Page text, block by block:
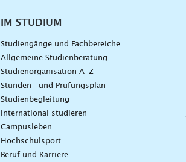
IM STUDIUM
Studiengänge und Fachbereiche
Allgemeine Studienberatung
Studienorganisation A-Z
Stunden- und Prüfungsplan
Studienbegleitung
International studieren
Campusleben
Hochschulsport
Beruf und Karriere